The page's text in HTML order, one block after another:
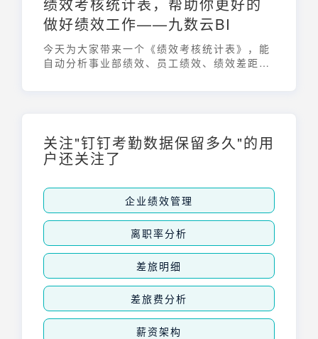
做好绩效工作——九数云BI
今天为大家带来一个《绩效考核统计表》，能
自动分析事业部绩效、员工绩效、绩效差距，
关注"钉钉考勤数据保留多久"的用
户还关注了
企业绩效管理
离职率分析
差旅明细
差旅费分析
薪资架构